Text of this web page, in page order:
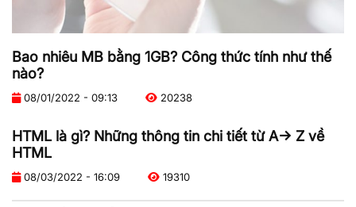
Bao nhiêu MB bằng 1GB? Công thức tính như thế
nào?
08/01/2022 - 09:13 20238
HTML là gì? Những thông tin chi tiết từ A-> Z về
HTML
08/03/2022 - 16:09 19310